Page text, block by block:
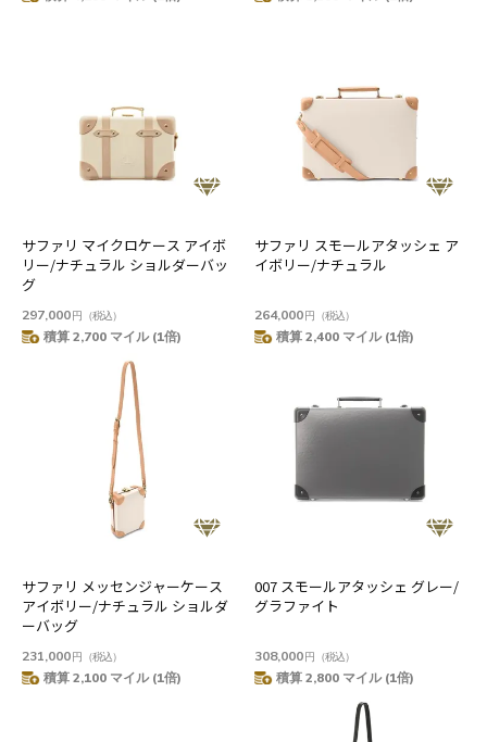
サファリ マイクロケース アイボ
リー/ナチュラル ショルダーバッ
グ
297,000円 （税込）
積算 2,700 マイル (1倍)
サファリ スモールアタッシェ ア
イボリー/ナチュラル
264,000円 （税込）
積算 2,400 マイル (1倍)
サファリ メッセンジャーケース
アイボリー/ナチュラル ショルダ
ーバッグ
231,000円 （税込）
積算 2,100 マイル (1倍)
007 スモールアタッシェ グレー/
グラファイト
308,000円 （税込）
積算 2,800 マイル (1倍)